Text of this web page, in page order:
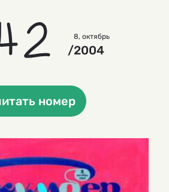
8, октябрь
/2004
номер